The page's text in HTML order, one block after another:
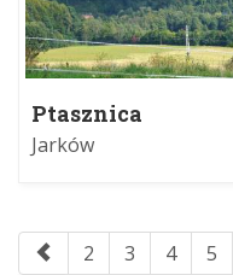
Ptasznica
Jarków
2 3 4 5